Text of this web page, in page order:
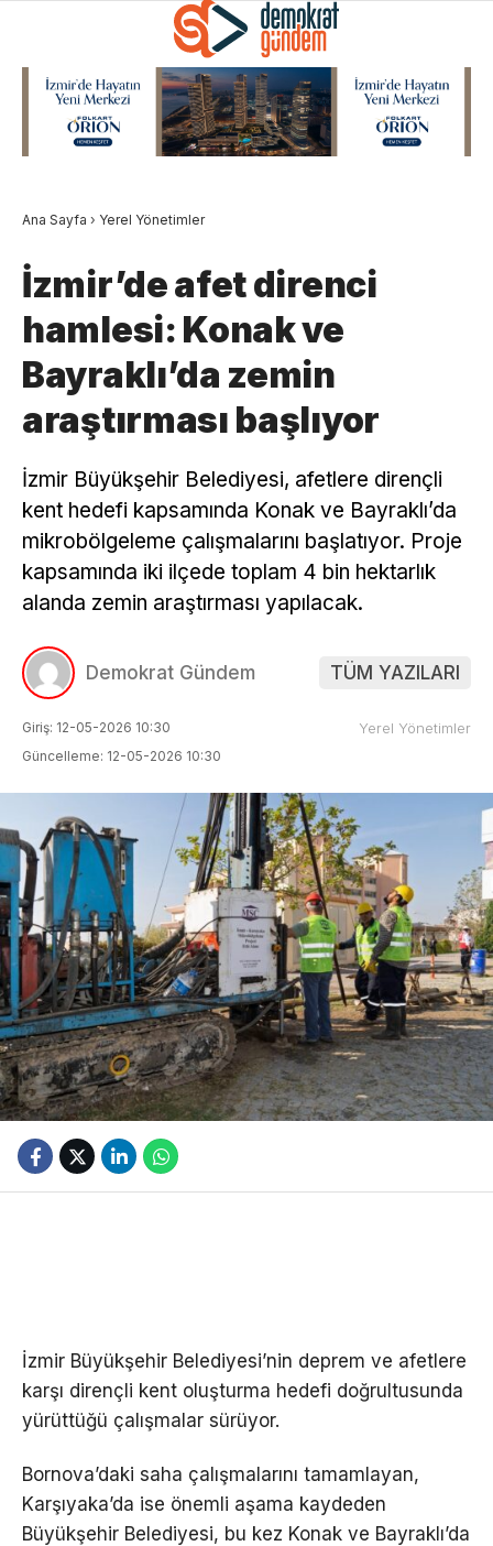
Ana Sayfa › Yerel Yönetimler
İzmir’de afet direnci
hamlesi: Konak ve
Bayraklı’da zemin
araştırması başlıyor
İzmir Büyükşehir Belediyesi, afetlere dirençli
kent hedefi kapsamında Konak ve Bayraklı’da
mikrobölgeleme çalışmalarını başlatıyor. Proje
kapsamında iki ilçede toplam 4 bin hektarlık
alanda zemin araştırması yapılacak.
Demokrat Gündem TÜM YAZILARI
Giriş: 12-05-2026 10:30
Güncelleme: 12-05-2026 10:30
Yerel Yönetimler
İzmir Büyükşehir Belediyesi’nin deprem ve afetlere
karşı dirençli kent oluşturma hedefi doğrultusunda
yürüttüğü çalışmalar sürüyor.
Bornova’daki saha çalışmalarını tamamlayan,
Karşıyaka’da ise önemli aşama kaydeden
Büyükşehir Belediyesi, bu kez Konak ve Bayraklı’da